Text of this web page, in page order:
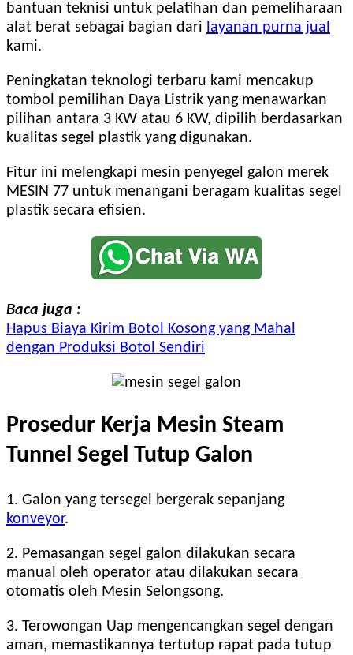
bantuan teknisi untuk pelatihan dan pemeliharaan
alat berat sebagai bagian dari layanan purna jual
kami.
Peningkatan teknologi terbaru kami mencakup
tombol pemilihan Daya Listrik yang menawarkan
pilihan antara 3 KW atau 6 KW, dipilih berdasarkan
kualitas segel plastik yang digunakan.
Fitur ini melengkapi mesin penyegel galon merek
MESIN 77 untuk menangani beragam kualitas segel
plastik secara efisien.
Baca juga :
Hapus Biaya Kirim Botol Kosong yang Mahal
dengan Produksi Botol Sendiri
Prosedur Kerja Mesin Steam
Tunnel Segel Tutup Galon
1. Galon yang tersegel bergerak sepanjang
konveyor.
2. Pemasangan segel galon dilakukan secara
manual oleh operator atau dilakukan secara
otomatis oleh Mesin Selongsong.
3. Terowongan Uap mengencangkan segel dengan
aman, memastikannya tertutup rapat pada tutup